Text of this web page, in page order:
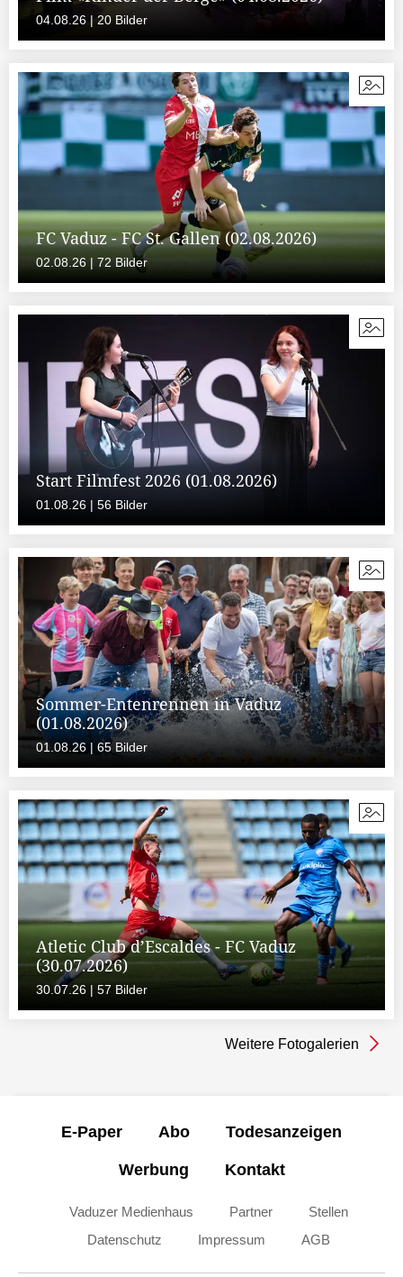
04.08.26 | 20 Bilder
FC Vaduz - FC St. Gallen (02.08.2026)
02.08.26 | 72 Bilder
Start Filmfest 2026 (01.08.2026)
01.08.26 | 56 Bilder
Sommer-Entenrennen in Vaduz
(01.08.2026)
01.08.26 | 65 Bilder
Atletic Club d’Escaldes - FC Vaduz
(30.07.2026)
30.07.26 | 57 Bilder
Weitere Fotogalerien
E-Paper Abo Todesanzeigen
Werbung Kontakt
Vaduzer Medienhaus Partner
Stellen
Datenschutz
Impressum AGB